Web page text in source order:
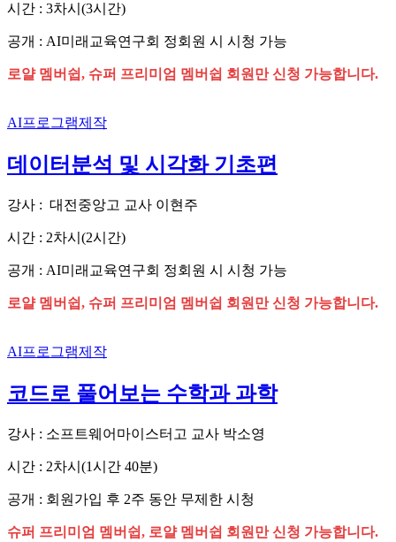
시간 : 3차시(3시간)
공개 : AI미래교육연구회 정회원 시 시청 가능
로얄 멤버쉽, 슈퍼 프리미엄 멤버쉽 회원만 신청 가능합니다.
AI프로그램제작
데이터분석 및 시각화 기초편
강사 : 대전중앙고 교사 이현주
시간 : 2차시(2시간)
공개 : AI미래교육연구회 정회원 시 시청 가능
로얄 멤버쉽, 슈퍼 프리미엄 멤버쉽 회원만 신청 가능합니다.
AI프로그램제작
코드로 풀어보는 수학과 과학
강사 : 소프트웨어마이스터고 교사 박소영
시간 : 2차시(1시간 40분)
공개 : 회원가입 후 2주 동안 무제한 시청
슈퍼 프리미엄 멤버쉽, 로얄 멤버쉽 회원만 신청 가능합니다.